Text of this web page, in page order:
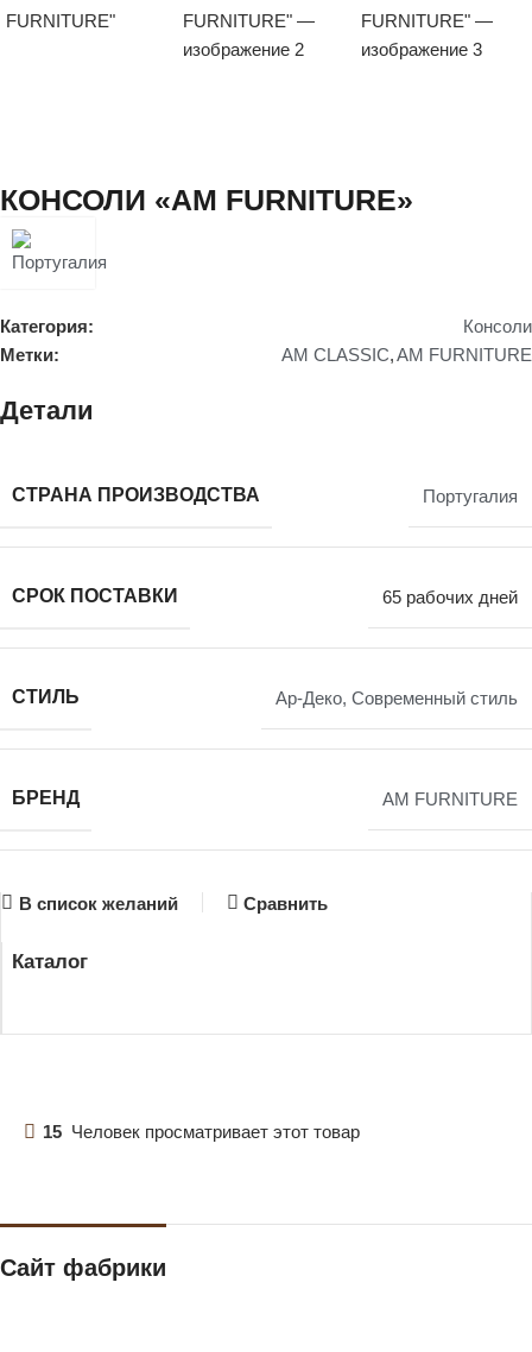
КОНСОЛИ «AM FURNITURE»
Категория:
Консоли
Метки:
AM CLASSIC,AM FURNITURE
Детали
СТРАНА ПРОИЗВОДСТВА Португалия
СРОК ПОСТАВКИ 65 рабочих дней
СТИЛЬ Ар-Деко, Современный стиль
БРЕНД AM FURNITURE
В список желаний Сравнить
Каталог
15 Человек просматривает этот товар
Сайт фабрики